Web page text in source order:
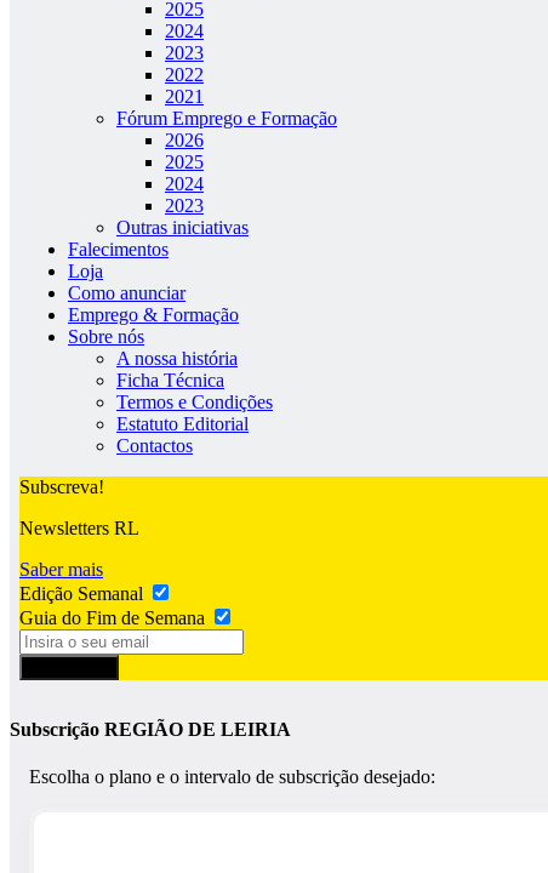
2025
2024
2023
2022
2021
Fórum Emprego e Formação
2026
2025
2024
2023
Outras iniciativas
Falecimentos
Loja
Como anunciar
Emprego & Formação
Sobre nós
A nossa história
Ficha Técnica
Termos e Condições
Estatuto Editorial
Contactos
Subscreva!
Newsletters RL
Saber mais
Edição Semanal
Guia do Fim de Semana
Subscrição REGIÃO DE LEIRIA
Escolha o plano e o intervalo de subscrição desejado: